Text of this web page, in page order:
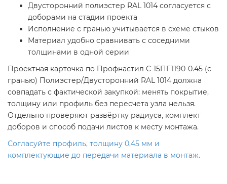
Двусторонний полиэстер RAL 1014 согласуется с
доборами на стадии проекта
Исполнение с гранью учитывается в схеме стыков
Материал удобно сравнивать с соседними
толщинами в одной серии
Проектная карточка по Профнастил С-15ПГ-1190-0.45 (с
гранью) Полиэстер/Двусторонний RAL 1014 должна
совпадать с фактической закупкой: менять покрытие,
толщину или профиль без пересчета узла нельзя.
Отдельно проверяют развёртку радиуса, комплект
доборов и способ подачи листов к месту монтажа.
Согласуйте профиль, толщину 0,45 мм и
комплектующие до передачи материала в монтаж.